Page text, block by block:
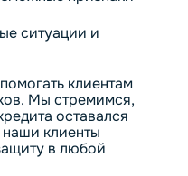
ситуации и
клиентам
Мы стремимся,
оставался
клиенты
в любой